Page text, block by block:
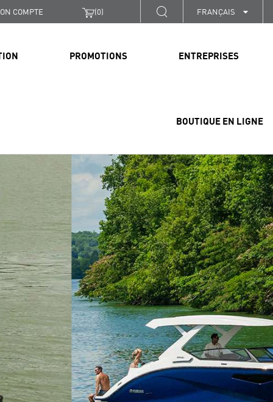
COMPTE (0) FRANÇAIS
PROMOTIONS ENTREPRISES
BOUTIQUE EN LIGNE